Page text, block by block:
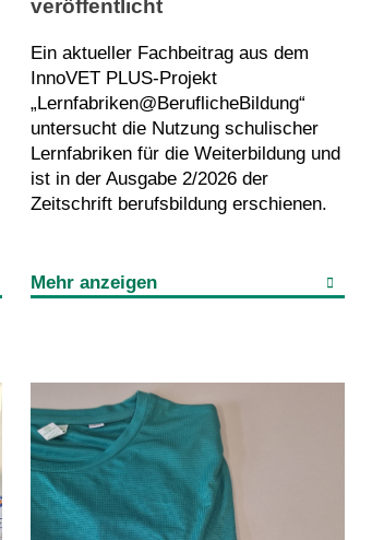
veröffentlicht
Ein aktueller Fachbeitrag aus dem
InnoVET PLUS-Projekt
„Lernfabriken@BeruflicheBildung“
untersucht die Nutzung schulischer
Lernfabriken für die Weiterbildung und
ist in der Ausgabe 2/2026 der
Zeitschrift berufsbildung erschienen.
Mehr anzeigen